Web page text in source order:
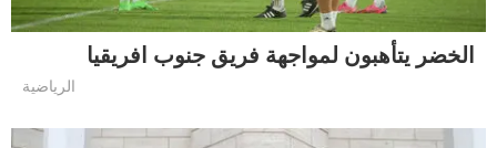
الخضر يتأهبون لمواجهة فريق جنوب افريقيا
الرياضية